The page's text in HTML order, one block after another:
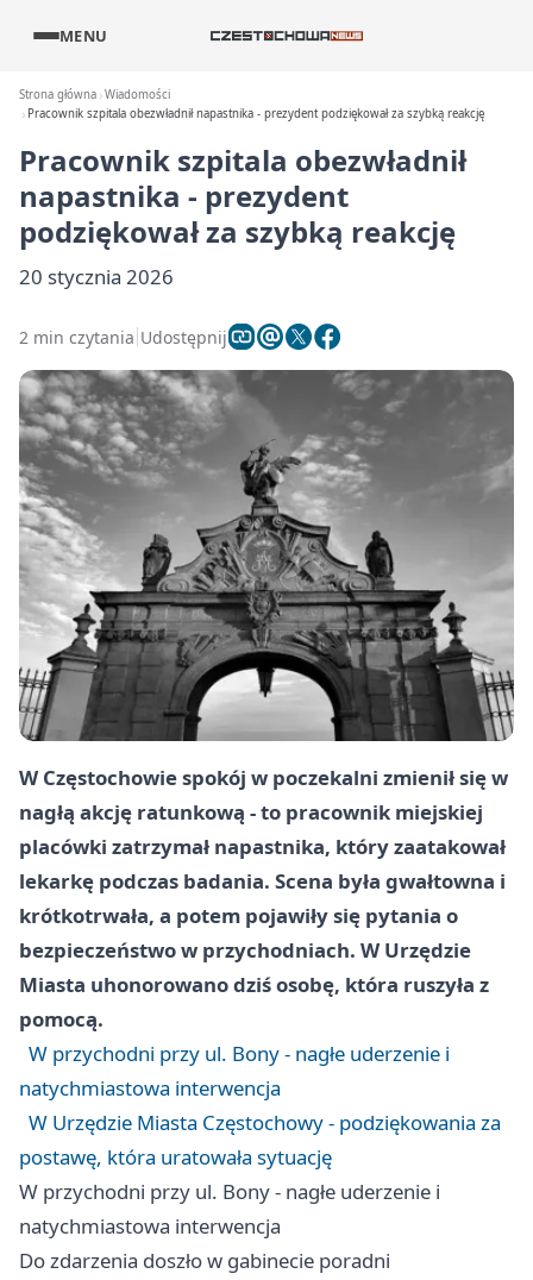
MENU
Strona główna Wiadomości
Pracownik szpitala obezwładnił napastnika - prezydent podziękował za szybką reakcję
Pracownik szpitala obezwładnił
napastnika - prezydent
podziękował za szybką reakcję
20 stycznia 2026
2 min czytania Udostępnij
W Częstochowie spokój w poczekalni zmienił się w
nagłą akcję ratunkową - to pracownik miejskiej
placówki zatrzymał napastnika, który zaatakował
lekarkę podczas badania. Scena była gwałtowna i
krótkotrwała, a potem pojawiły się pytania o
bezpieczeństwo w przychodniach. W Urzędzie
Miasta uhonorowano dziś osobę, która ruszyła z
pomocą.
W przychodni przy ul. Bony - nagłe uderzenie i
natychmiastowa interwencja
W Urzędzie Miasta Częstochowy - podziękowania za
postawę, która uratowała sytuację
W przychodni przy ul. Bony - nagłe uderzenie i
natychmiastowa interwencja
Do zdarzenia doszło w gabinecie poradni